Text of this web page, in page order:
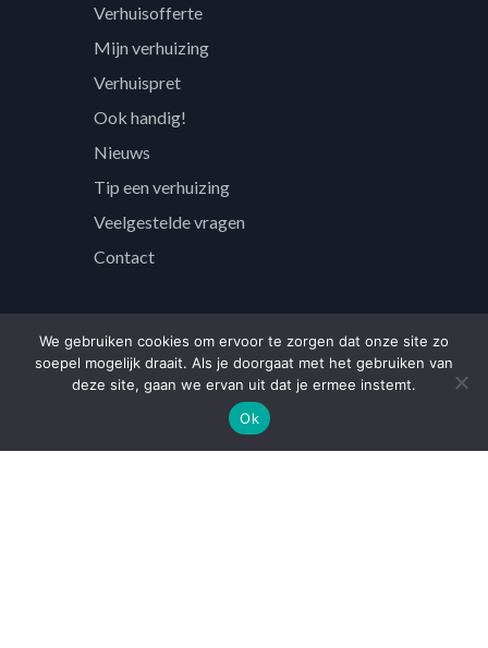
Verhuisofferte
Mijn verhuizing
Verhuispret
Ook handig!
Nieuws
Tip een verhuizing
Veelgestelde vragen
Contact
Over
We gebruiken cookies om ervoor te zorgen dat onze site zo
soepel mogelijk draait. Als je doorgaat met het gebruiken van
deze site, gaan we ervan uit dat je ermee instemt.
Ok